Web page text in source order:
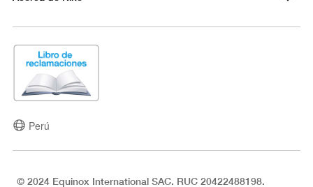
Perú
© 2024 Equinox International SAC. RUC 20422488198.